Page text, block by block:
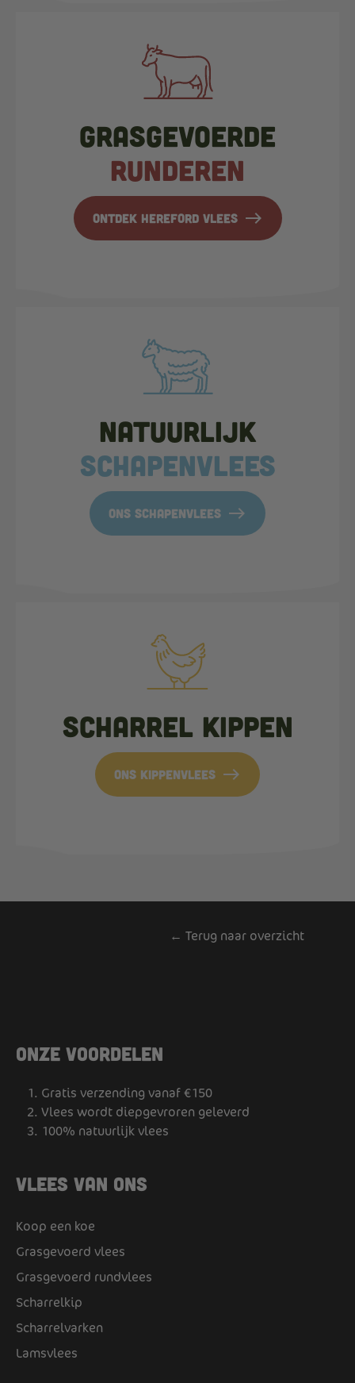
Grasgevoerde
runderen
Ontdek hereford vlees east
Natuurlijk
schapenvlees
ons schapenvlees east
Scharrel kippen
ons kippenvlees east
← Terug naar overzicht
Onze voordelen
Gratis verzending vanaf €150
Vlees wordt diepgevroren geleverd
100% natuurlijk vlees
Vlees van ons
Koop een koe
Grasgevoerd vlees
Grasgevoerd rundvlees
Scharrelkip
Scharrelvarken
Lamsvlees